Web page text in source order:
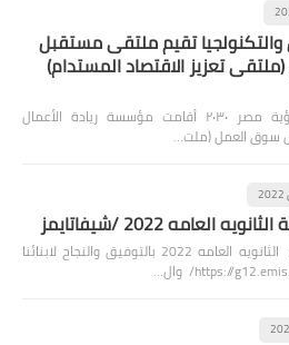
والتكنولجيا تقيم ملتقى مستقبل
تعزيز الاقتصاد المستدام)
✍️ سهيلة محي على نهج رؤية مصر ٢٠٣٠ أقامت مؤسسة ريادة الأعمال
العامه 2022 /شيفاتايمز
ل معرفة نتيجة الثانويه العامه 2022 بالتوفيق والنجاح لابنائنا